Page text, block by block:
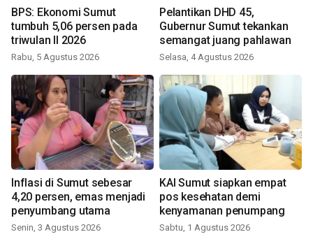
BPS: Ekonomi Sumut
tumbuh 5,06 persen pada
triwulan II 2026
Rabu, 5 Agustus 2026
Pelantikan DHD 45,
Gubernur Sumut tekankan
semangat juang pahlawan
Selasa, 4 Agustus 2026
Inflasi di Sumut sebesar
4,20 persen, emas menjadi
penyumbang utama
Senin, 3 Agustus 2026
KAI Sumut siapkan empat
pos kesehatan demi
kenyamanan penumpang
Sabtu, 1 Agustus 2026